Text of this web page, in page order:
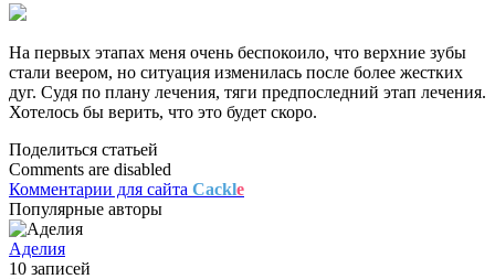
На первых этапах меня очень беспокоило, что верхние зубы
стали веером, но ситуация изменилась после более жестких
дуг. Судя по плану лечения, тяги предпоследний этап лечения.
Хотелось бы верить, что это будет скоро.
Поделиться статьей
Comments are disabled
Комментарии для сайта Cackle
Популярные авторы
Аделия
10 записей